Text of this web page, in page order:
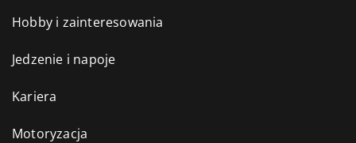
Hobby i zainteresowania
Jedzenie i napoje
Kariera
Motoryzacja